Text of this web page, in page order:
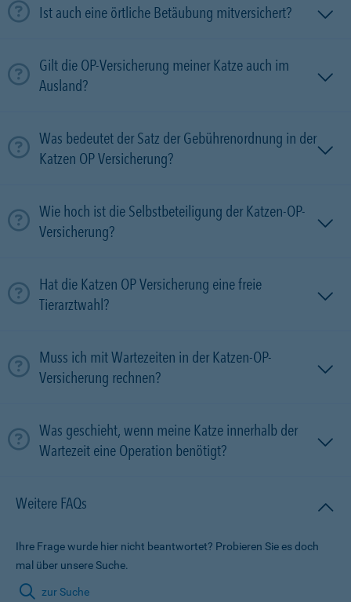
Ist auch eine örtliche Betäubung mitversichert?
Gilt die OP-Versicherung meiner Katze auch im
Ausland?
Was bedeutet der Satz der Gebührenordnung in der
Katzen OP Versicherung?
Wie hoch ist die Selbstbeteiligung der Katzen-OP-
Versicherung?
Hat die Katzen OP Versicherung eine freie
Tierarztwahl?
Muss ich mit Wartezeiten in der Katzen-OP-
Versicherung rechnen?
Was geschieht, wenn meine Katze innerhalb der
Wartezeit eine Operation benötigt?
Weitere FAQs
Ihre Frage wurde hier nicht beantwortet? Probieren Sie es doch
mal über unsere Suche.
zur Suche